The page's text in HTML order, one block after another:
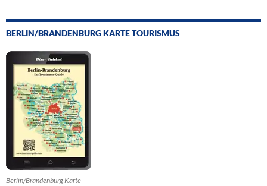
BERLIN/BRANDENBURG KARTE TOURISMUS
Berlin/Brandenburg Karte